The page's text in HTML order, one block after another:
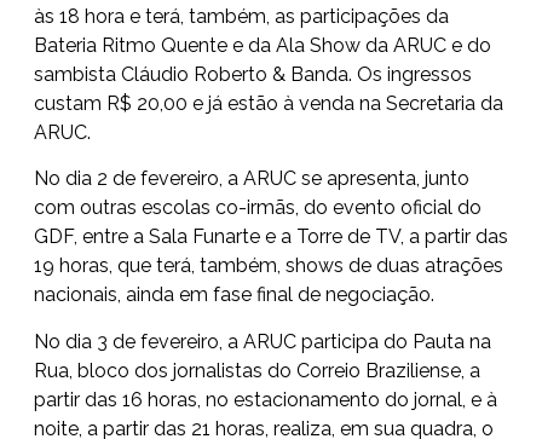
às 18 hora e terá, também, as participações da
Bateria Ritmo Quente e da Ala Show da ARUC e do
sambista Cláudio Roberto & Banda. Os ingressos
custam R$ 20,00 e já estão à venda na Secretaria da
ARUC.
No dia 2 de fevereiro, a ARUC se apresenta, junto
com outras escolas co-irmãs, do evento oficial do
GDF, entre a Sala Funarte e a Torre de TV, a partir das
19 horas, que terá, também, shows de duas atrações
nacionais, ainda em fase final de negociação.
No dia 3 de fevereiro, a ARUC participa do Pauta na
Rua, bloco dos jornalistas do Correio Braziliense, a
partir das 16 horas, no estacionamento do jornal, e à
noite, a partir das 21 horas, realiza, em sua quadra, o